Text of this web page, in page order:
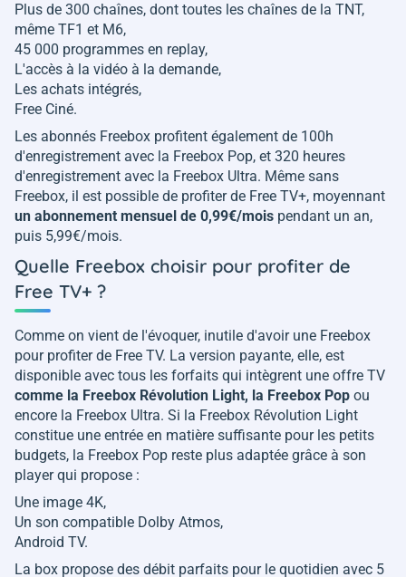
Plus de 300 chaînes, dont toutes les chaînes de la TNT,
même TF1 et M6,
45 000 programmes en replay,
L'accès à la vidéo à la demande,
Les achats intégrés,
Free Ciné.
Les abonnés Freebox profitent également de 100h
d'enregistrement avec la Freebox Pop, et 320 heures
d'enregistrement avec la Freebox Ultra. Même sans
Freebox, il est possible de profiter de Free TV+, moyennant
un abonnement mensuel de 0,99€/mois pendant un an,
puis 5,99€/mois.
Quelle Freebox choisir pour profiter de
Free TV+ ?
Comme on vient de l'évoquer, inutile d'avoir une Freebox
pour profiter de Free TV. La version payante, elle, est
disponible avec tous les forfaits qui intègrent une offre TV
comme la Freebox Révolution Light, la Freebox Pop ou
encore la Freebox Ultra. Si la Freebox Révolution Light
constitue une entrée en matière suffisante pour les petits
budgets, la Freebox Pop reste plus adaptée grâce à son
player qui propose :
Une image 4K,
Un son compatible Dolby Atmos,
Android TV.
La box propose des débit parfaits pour le quotidien avec 5